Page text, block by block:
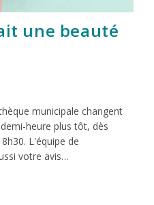
une beauté
municipale changent
heure plus tôt, dès
L'équipe de
votre avis…